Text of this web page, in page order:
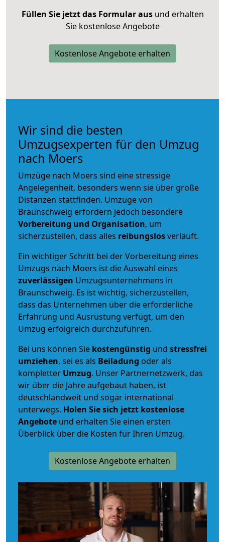
Füllen Sie jetzt das Formular ausund erhalten
Sie kostenlose Angebote
Kostenlose Angebote erhalten
Wir sind die besten
Umzugsexperten für den Umzug
nach Moers
Umzüge nach Moers sind eine stressige
Angelegenheit, besonders wenn sie über große
Distanzen stattfinden. Umzüge von
Braunschweig erfordern jedoch besondere
Vorbereitung und Organisation, um
sicherzustellen, dass alles reibungslosverläuft.
Ein wichtiger Schritt bei der Vorbereitung eines
Umzugs nach Moers ist die Auswahl eines
zuverlässigen Umzugsunternehmens in
Braunschweig. Es ist wichtig, sicherzustellen,
dass das Unternehmen über die erforderliche
Erfahrung und Ausrüstung verfügt, um den
Umzug erfolgreich durchzuführen.
Bei uns können Sie kostengünstig und stressfrei
umziehen, sei es als Beiladung oder als
kompletter Umzug. Unser Partnernetzwerk, das
wir über die Jahre aufgebaut haben, ist
deutschlandweit und sogar international
unterwegs. Holen Sie sich jetzt kostenlose
Angebote und erhalten Sie einen ersten
Überblick über die Kosten für Ihren Umzug.
Kostenlose Angebote erhalten